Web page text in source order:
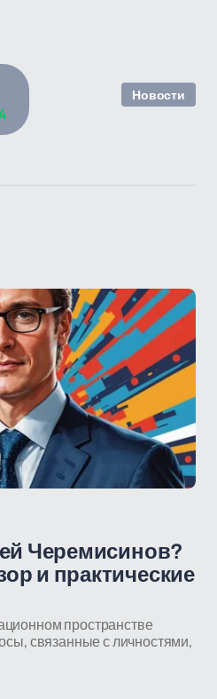
Новости
Черемисинов?
и практические
пространстве
связанные с личностями,